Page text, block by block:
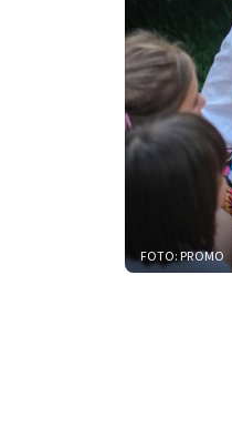
FOTO: PROMO